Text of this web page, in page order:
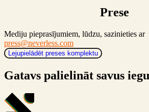
Prese
Mediju pieprasījumiem, lūdzu, sazinieties ar
press@neverless.com
Lejupielādēt preses komplektu
Gatavs palielināt savus